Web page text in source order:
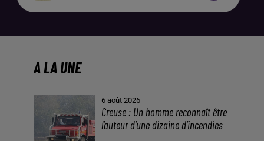
A LA UNE
6 août 2026
Creuse : Un homme reconnaît être
l’auteur d’une dizaine d’incendies